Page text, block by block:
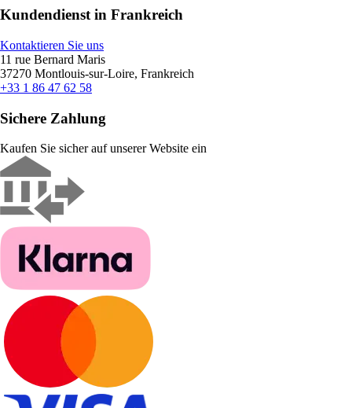
Kundendienst in Frankreich
Kontaktieren Sie uns
11 rue Bernard Maris
37270 Montlouis-sur-Loire, Frankreich
+33 1 86 47 62 58
Sichere Zahlung
Kaufen Sie sicher auf unserer Website ein